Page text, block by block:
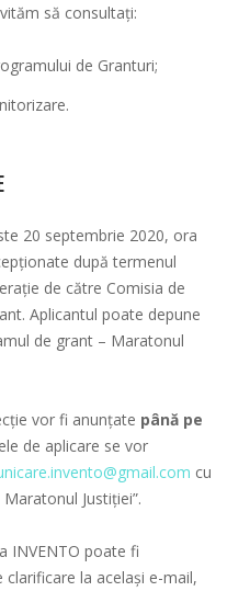
să consultați:
de Granturi;
.
20 septembrie 2020, ora
după termenul
de către Comisia de
Aplicantul poate depune
de grant – Maratonul
vor fi anunțate până pe
de aplicare se vor
cu
Justiției”.
INVENTO poate fi
la același e-mail,